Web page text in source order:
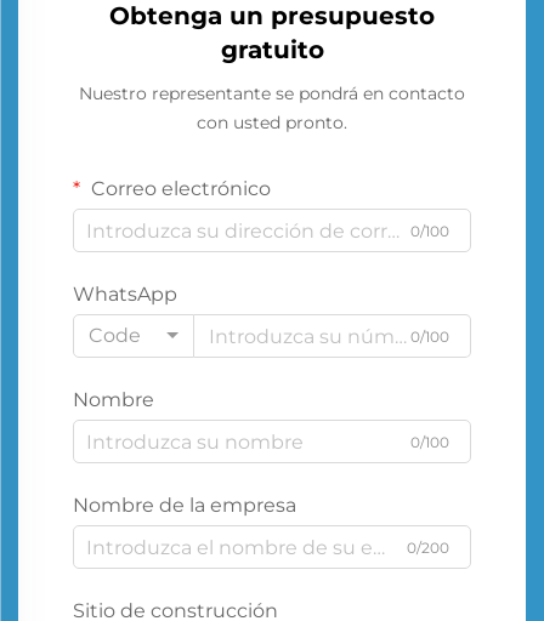
Obtenga un presupuesto
gratuito
Nuestro representante se pondrá en contacto
con usted pronto.
Correo electrónico
0/100
WhatsApp
Code
0/100
Nombre
0/100
Nombre de la empresa
0/200
Sitio de construcción